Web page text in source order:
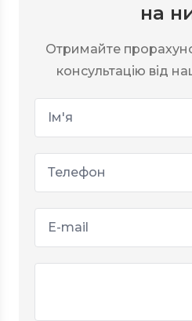
на
Отримайте
консультацію від